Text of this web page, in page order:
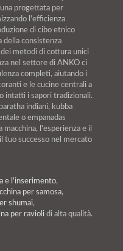
progettata per
l'efficienza
di cibo etnico
della consistenza
metodi di cottura unici
nel settore di ANKO ci
completi, aiutando i
e le cucine centrali a
intatti i sapori tradizionali.
indiani, kubba
o empanadas
l'esperienza e il
tuo successo nel mercato
e l'inserimento,
per samosa,
shumai,
per ravioli di alta qualità.